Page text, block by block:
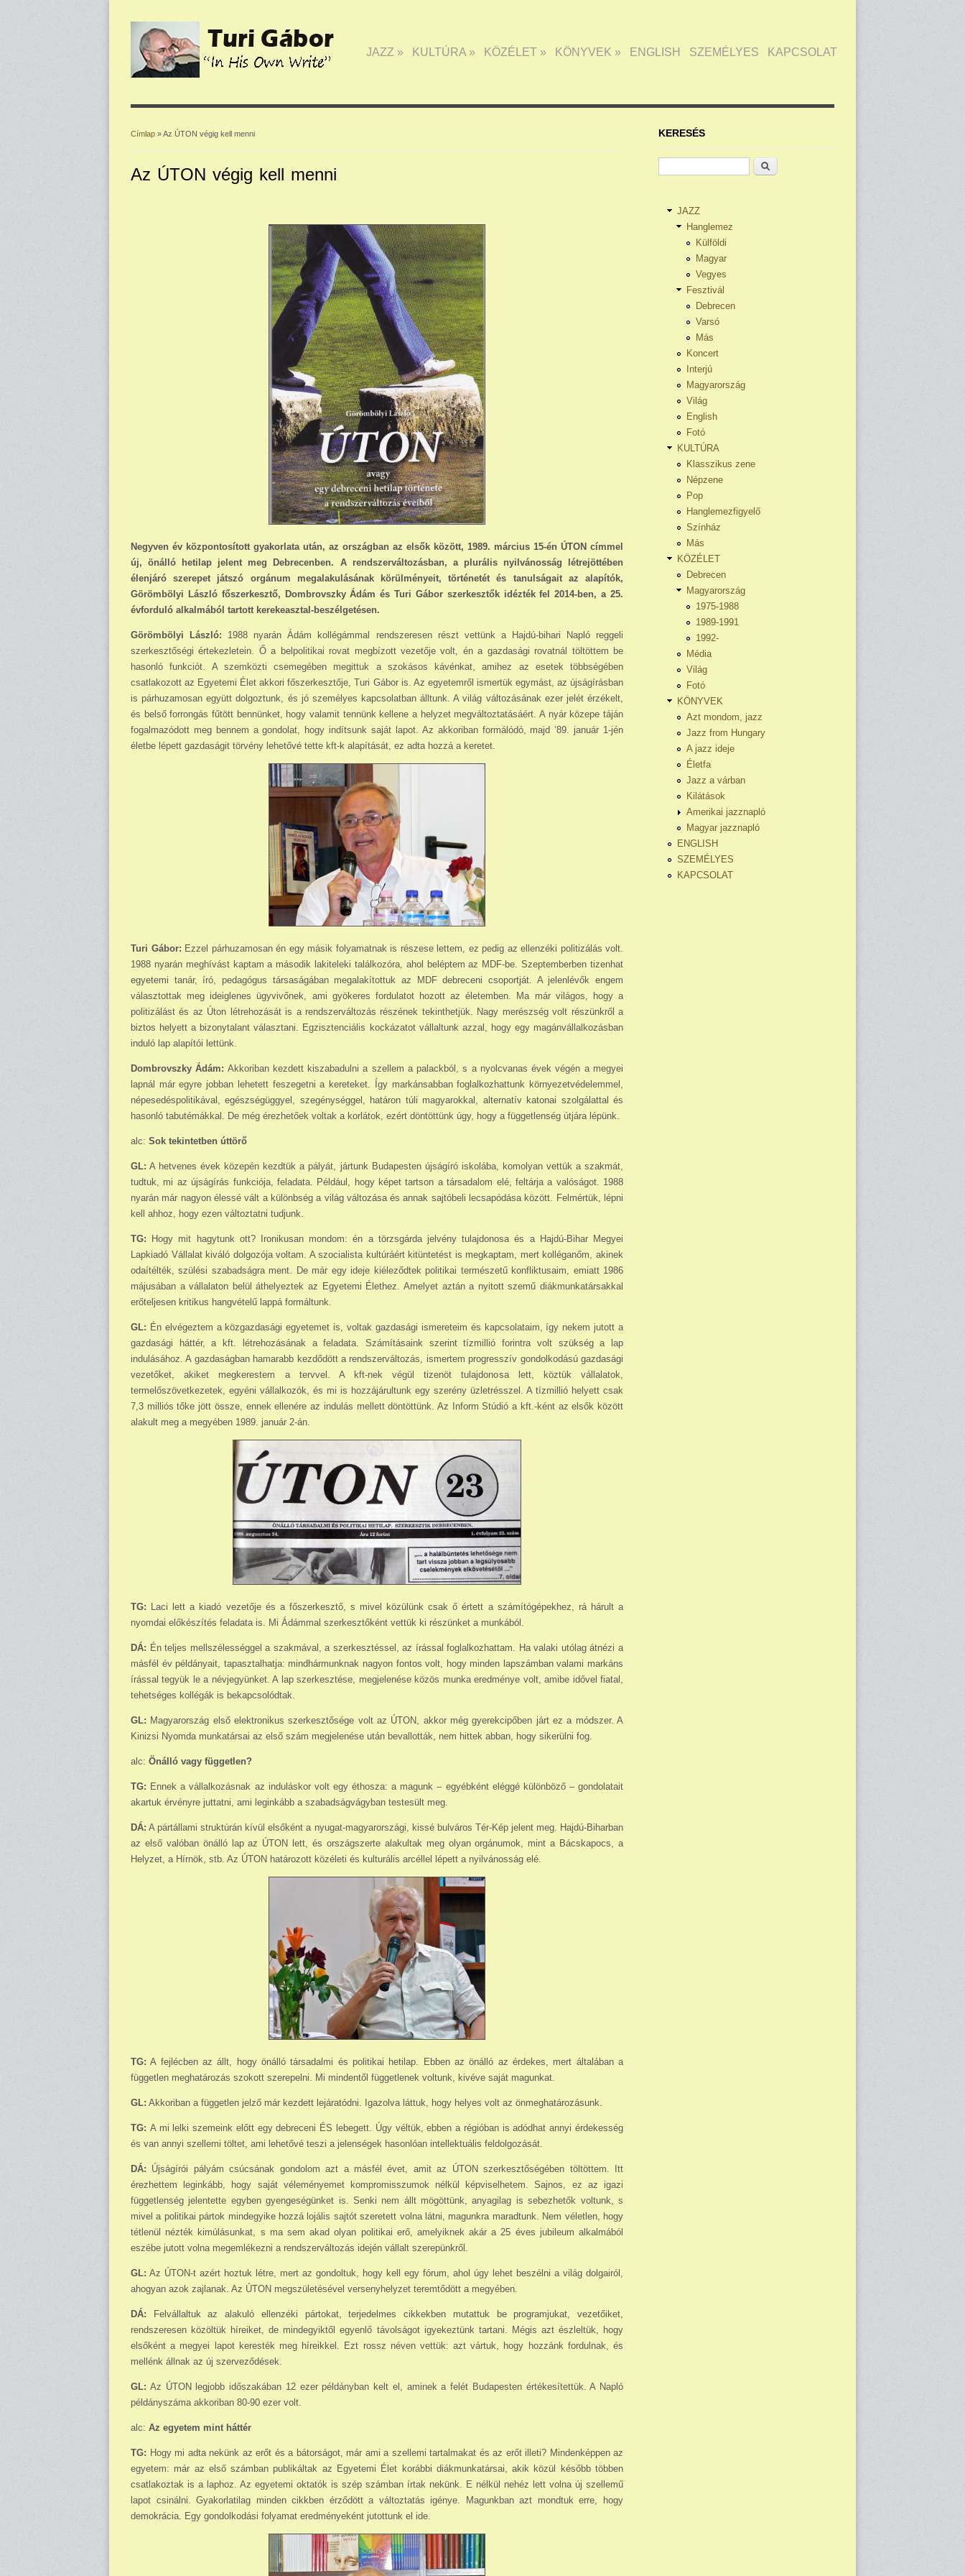
JAZZ » KULTÚRA » KÖZÉLET » KÖNYVEK » ENGLISH SZEMÉLYES KAPCSOLAT
Címlap » Az ÚTON végig kell menni
Az ÚTON végig kell menni
Negyven év központosított gyakorlata után, az országban az elsők között, 1989. március 15-én ÚTON címmel
új, önálló hetilap jelent meg Debrecenben. A rendszerváltozásban, a plurális nyilvánosság létrejöttében
élenjáró szerepet játszó orgánum megalakulásának körülményeit, történetét és tanulságait az alapítók,
Görömbölyi László főszerkesztő, Dombrovszky Ádám és Turi Gábor szerkesztők idézték fel 2014-ben, a 25.
évforduló alkalmából tartott kerekeasztal-beszélgetésen.
Görömbölyi László: 1988 nyarán Ádám kollégámmal rendszeresen részt vettünk a Hajdú-bihari Napló reggeli
szerkesztőségi értekezletein. Ő a belpolitikai rovat megbízott vezetője volt, én a gazdasági rovatnál töltöttem be
hasonló funkciót. A szemközti csemegében megittuk a szokásos kávénkat, amihez az esetek többségében
csatlakozott az Egyetemi Élet akkori főszerkesztője, Turi Gábor is. Az egyetemről ismertük egymást, az újságírásban
is párhuzamosan együtt dolgoztunk, és jó személyes kapcsolatban álltunk. A világ változásának ezer jelét érzékelt,
és belső forrongás fűtött bennünket, hogy valamit tennünk kellene a helyzet megváltoztatásáért. A nyár közepe táján
fogalmazódott meg bennem a gondolat, hogy indítsunk saját lapot. Az akkoriban formálódó, majd ’89. január 1-jén
életbe lépett gazdaságit törvény lehetővé tette kft-k alapítását, ez adta hozzá a keretet.
Turi Gábor: Ezzel párhuzamosan én egy másik folyamatnak is részese lettem, ez pedig az ellenzéki politizálás volt.
1988 nyarán meghívást kaptam a második lakiteleki találkozóra, ahol beléptem az MDF-be. Szeptemberben tizenhat
egyetemi tanár, író, pedagógus társaságában megalakítottuk az MDF debreceni csoportját. A jelenlévők engem
választottak meg ideiglenes ügyvivőnek, ami gyökeres fordulatot hozott az életemben. Ma már világos, hogy a
politizálást és az Úton létrehozását is a rendszerváltozás részének tekinthetjük. Nagy merészség volt részünkről a
biztos helyett a bizonytalant választani. Egzisztenciális kockázatot vállaltunk azzal, hogy egy magánvállalkozásban
induló lap alapítói lettünk.
Dombrovszky Ádám: Akkoriban kezdett kiszabadulni a szellem a palackból, s a nyolcvanas évek végén a megyei
lapnál már egyre jobban lehetett feszegetni a kereteket. Így markánsabban foglalkozhattunk környezetvédelemmel,
népesedéspolitikával, egészségüggyel, szegénységgel, határon túli magyarokkal, alternatív katonai szolgálattal és
hasonló tabutémákkal. De még érezhetőek voltak a korlátok, ezért döntöttünk úgy, hogy a függetlenség útjára lépünk.
alc: Sok tekintetben úttörő
GL: A hetvenes évek közepén kezdtük a pályát, jártunk Budapesten újságíró iskolába, komolyan vettük a szakmát,
tudtuk, mi az újságírás funkciója, feladata. Például, hogy képet tartson a társadalom elé, feltárja a valóságot. 1988
nyarán már nagyon élessé vált a különbség a világ változása és annak sajtóbeli lecsapódása között. Felmértük, lépni
kell ahhoz, hogy ezen változtatni tudjunk.
TG: Hogy mit hagytunk ott? Ironikusan mondom: én a törzsgárda jelvény tulajdonosa és a Hajdú-Bihar Megyei
Lapkiadó Vállalat kiváló dolgozója voltam. A szocialista kultúráért kitüntetést is megkaptam, mert kolléganőm, akinek
odaítélték, szülési szabadságra ment. De már egy ideje kiéleződtek politikai természetű konfliktusaim, emiatt 1986
májusában a vállalaton belül áthelyeztek az Egyetemi Élethez. Amelyet aztán a nyitott szemű diákmunkatársakkal
erőteljesen kritikus hangvételű lappá formáltunk.
GL: Én elvégeztem a közgazdasági egyetemet is, voltak gazdasági ismereteim és kapcsolataim, így nekem jutott a
gazdasági háttér, a kft. létrehozásának a feladata. Számításaink szerint tízmillió forintra volt szükség a lap
indulásához. A gazdaságban hamarabb kezdődött a rendszerváltozás, ismertem progresszív gondolkodású gazdasági
vezetőket, akiket megkerestem a tervvel. A kft-nek végül tizenöt tulajdonosa lett, köztük vállalatok,
termelőszövetkezetek, egyéni vállalkozók, és mi is hozzájárultunk egy szerény üzletrésszel. A tízmillió helyett csak
7,3 milliós tőke jött össze, ennek ellenére az indulás mellett döntöttünk. Az Inform Stúdió a kft.-ként az elsők között
alakult meg a megyében 1989. január 2-án.
TG: Laci lett a kiadó vezetője és a főszerkesztő, s mivel közülünk csak ő értett a számítógépekhez, rá hárult a
nyomdai előkészítés feladata is. Mi Ádámmal szerkesztőként vettük ki részünket a munkából.
DÁ: Én teljes mellszélességgel a szakmával, a szerkesztéssel, az írással foglalkozhattam. Ha valaki utólag átnézi a
másfél év példányait, tapasztalhatja: mindhármunknak nagyon fontos volt, hogy minden lapszámban valami markáns
írással tegyük le a névjegyünket. A lap szerkesztése, megjelenése közös munka eredménye volt, amibe idővel fiatal,
tehetséges kollégák is bekapcsolódtak.
GL: Magyarország első elektronikus szerkesztősége volt az ÚTON, akkor még gyerekcipőben járt ez a módszer. A
Kinizsi Nyomda munkatársai az első szám megjelenése után bevallották, nem hittek abban, hogy sikerülni fog.
alc: Önálló vagy független?
TG: Ennek a vállalkozásnak az induláskor volt egy éthosza: a magunk – egyébként eléggé különböző – gondolatait
akartuk érvényre juttatni, ami leginkább a szabadságvágyban testesült meg.
DÁ: A pártállami struktúrán kívül elsőként a nyugat-magyarországi, kissé bulváros Tér-Kép jelent meg. Hajdú-Biharban
az első valóban önálló lap az ÚTON lett, és országszerte alakultak meg olyan orgánumok, mint a Bácskapocs, a
Helyzet, a Hírnök, stb. Az ÚTON határozott közéleti és kulturális arcéllel lépett a nyilvánosság elé.
TG: A fejlécben az állt, hogy önálló társadalmi és politikai hetilap. Ebben az önálló az érdekes, mert általában a
független meghatározás szokott szerepelni. Mi mindentől függetlenek voltunk, kivéve saját magunkat.
GL: Akkoriban a független jelző már kezdett lejáratódni. Igazolva láttuk, hogy helyes volt az önmeghatározásunk.
TG: A mi lelki szemeink előtt egy debreceni ÉS lebegett. Úgy véltük, ebben a régióban is adódhat annyi érdekesség
és van annyi szellemi töltet, ami lehetővé teszi a jelenségek hasonlóan intellektuális feldolgozását.
DÁ: Újságírói pályám csúcsának gondolom azt a másfél évet, amit az ÚTON szerkesztőségében töltöttem. Itt
érezhettem leginkább, hogy saját véleményemet kompromisszumok nélkül képviselhetem. Sajnos, ez az igazi
függetlenség jelentette egyben gyengeségünket is. Senki nem állt mögöttünk, anyagilag is sebezhetők voltunk, s
mivel a politikai pártok mindegyike hozzá lojális sajtót szeretett volna látni, magunkra maradtunk. Nem véletlen, hogy
tétlenül nézték kimúlásunkat, s ma sem akad olyan politikai erő, amelyiknek akár a 25 éves jubileum alkalmából
eszébe jutott volna megemlékezni a rendszerváltozás idején vállalt szerepünkről.
GL: Az ÚTON-t azért hoztuk létre, mert az gondoltuk, hogy kell egy fórum, ahol úgy lehet beszélni a világ dolgairól,
ahogyan azok zajlanak. Az ÚTON megszületésével versenyhelyzet teremtődött a megyében.
DÁ: Felvállaltuk az alakuló ellenzéki pártokat, terjedelmes cikkekben mutattuk be programjukat, vezetőiket,
rendszeresen közöltük híreiket, de mindegyiktől egyenlő távolságot igyekeztünk tartani. Mégis azt észleltük, hogy
elsőként a megyei lapot keresték meg híreikkel. Ezt rossz néven vettük: azt vártuk, hogy hozzánk fordulnak, és
mellénk állnak az új szerveződések.
GL: Az ÚTON legjobb időszakában 12 ezer példányban kelt el, aminek a felét Budapesten értékesítettük. A Napló
példányszáma akkoriban 80-90 ezer volt.
alc: Az egyetem mint háttér
TG: Hogy mi adta nekünk az erőt és a bátorságot, már ami a szellemi tartalmakat és az erőt illeti? Mindenképpen az
egyetem: már az első számban publikáltak az Egyetemi Élet korábbi diákmunkatársai, akik közül később többen
csatlakoztak is a laphoz. Az egyetemi oktatók is szép számban írtak nekünk. E nélkül nehéz lett volna új szellemű
lapot csinálni. Gyakorlatilag minden cikkben érződött a változtatás igénye. Magunkban azt mondtuk erre, hogy
demokrácia. Egy gondolkodási folyamat eredményeként jutottunk el ide.
KERESÉS
Keresés
JAZZ
Hanglemez
Külföldi
Magyar
Vegyes
Fesztivál
Debrecen
Varsó
Más
Koncert
Interjú
Magyarország
Világ
English
Fotó
KULTÚRA
Klasszikus zene
Népzene
Pop
Hanglemezfigyelő
Színház
Más
KÖZÉLET
Debrecen
Magyarország
1975-1988
1989-1991
1992-
Média
Világ
Fotó
KÖNYVEK
Azt mondom, jazz
Jazz from Hungary
A jazz ideje
Életfa
Jazz a várban
Kilátások
Amerikai jazznapló
Magyar jazznapló
ENGLISH
SZEMÉLYES
KAPCSOLAT